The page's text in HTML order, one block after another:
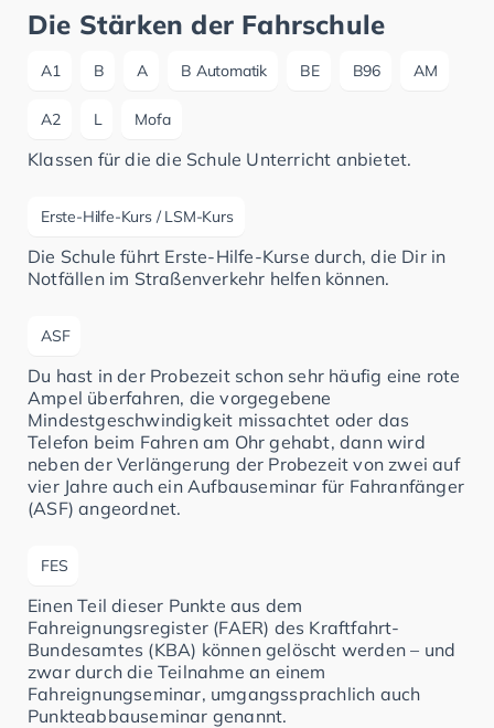
Die Stärken der Fahrschule
A1 B A B Automatik BE B96 AM
A2 L Mofa
Klassen für die die Schule Unterricht anbietet.
Erste-Hilfe-Kurs / LSM-Kurs
Die Schule führt Erste-Hilfe-Kurse durch, die Dir in
Notfällen im Straßenverkehr helfen können.
ASF
Du hast in der Probezeit schon sehr häufig eine rote
Ampel überfahren, die vorgegebene
Mindestgeschwindigkeit missachtet oder das
Telefon beim Fahren am Ohr gehabt, dann wird
neben der Verlängerung der Probezeit von zwei auf
vier Jahre auch ein Aufbauseminar für Fahranfänger
(ASF) angeordnet.
FES
Einen Teil dieser Punkte aus dem
Fahreignungsregister (FAER) des Kraftfahrt-
Bundesamtes (KBA) können gelöscht werden – und
zwar durch die Teilnahme an einem
Fahreignungseminar, umgangssprachlich auch
Punkteabbauseminar genannt.